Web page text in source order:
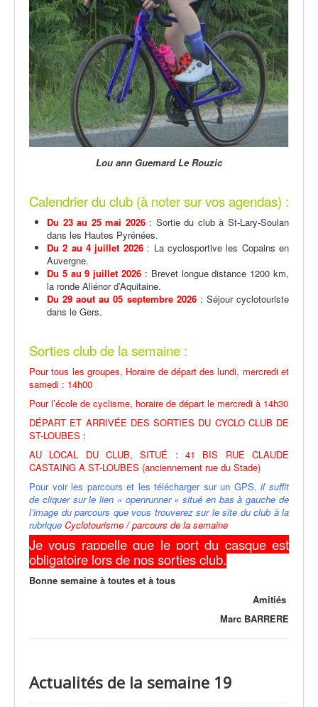
Lou ann Guemard Le Rouzic
Calendrier du club (à noter sur vos agendas) :
Du 23 au 25 mai 2026: Sortie du club à St-Lary-Soulan
dans les Hautes Pyrénées.
Du 2 au 4 juillet 2026 : La cyclosportive les Copains en
Auvergne.
Du 5 au 9 juillet 2026 : Brevet longue distance 1200 km,
la ronde Aliénor d’Aquitaine.
Du 29 aout au 05 septembre 2026: Séjour cyclotouriste
dans le Gers.
Sorties club de la semaine :
Pour tous les groupes, Horaire de départ des lundi, mercredi et
samedi : 14h00
Pour l’école de cyclisme, horaire de départ le mercredi à 14h30
DÉPART ET ARRIVÉE DES SORTIES DU CYCLO CLUB DE
ST-LOUBES :
AU LOCAL DU CLUB, SITUÉ : 41 BIS RUE CLAUDE
CASTAING A ST-LOUBES (anciennement rue du Stade)
Pour voir les parcours et les télécharger sur un GPS,il suffit
de cliquer sur le lien « openrunner » situé en bas à gauche de
l’image du parcours que vous trouverez sur le site du club à la
rubrique Cyclotourisme / parcours de la semaine
Je vous rappelle que le port du casque est
obligatoire lors de nos sorties club.
Bonne semaine à toutes et à tous
Amitiés
Marc BARRERE
Actualités de la semaine 19